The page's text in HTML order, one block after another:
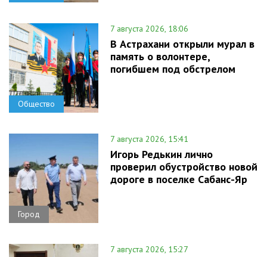
Общество
7 августа 2026, 18:06
В Астрахани открыли мурал в
память о волонтере,
погибшем под обстрелом
Город
7 августа 2026, 15:41
Игорь Редькин лично
проверил обустройство новой
дороге в поселке Сабанс-Яр
7 августа 2026, 15:27